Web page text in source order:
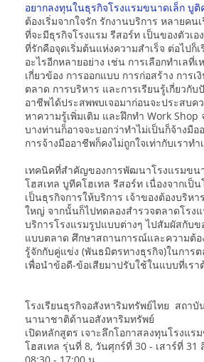
อยากลงทุนในธุรกิจโรงแรมขนาดเล็ก บูติ
ต้องเริ่มจากใจรัก รักงานบริการ หลายคน
ที่จะมีธุรกิจโรงแรม รีสอร์ท เป็นของตัวเอ
ที่รักคือจุดเริ่มต้นแห่งความสำเร็จ ต่อไปก็
อะไรอีกหลายอย่าง เช่น การเลือกทำเลที่
เกี่ยวข้อง การออกแบบ การก่อสร้าง การเ
ตลาด การบริหาร และการเรียนรู้เกี่ยวกั
อาชีพได้ประสพพบเจอมาก่อนจะประสบค
หาความรู้เพิ่มเติม และฝึกทำ Work Shop
บางท่านก็อาจจะบอกว่าทำไม่เป็นก็จ้างมื
การจ้างมืออาชีพก็คงไม่ถูกใจเท่ากับเราทำ
เทคนิคที่สำคัญของการพัฒนาโรงแรมขน
โฮสเทล บูทีคโฮเทล รีสอร์ท เนื่องจากเป็
เป็นธุรกิจการให้บริการ เจ้าของต้องบริห
ใหญ่ จากนั้นก็ไปทดลองสำรวจตลาดโรงแ
บริการโรงแรมรูปแบบต่างๆ ไปสัมผัสกับข
แบบตลาด ศึกษาสถานการณ์และความต้อ
รู้จักกับคู่แข่ง (พันธมิตรทางธุรกิจ)ในการ
เพื่อนำข้อดี-ข้อเสียมาปรับใช้ในแบบที่เรา
โรงเรียนธุรกิจอสังหาริมทรัพย์ไทย สถาบั
นานาชาติด้านอสังหาริมทรัพย์
เปิดหลักสูตร เจาะลึกโอกาสลงทุนโรงแร
โฮสเทล รุ่นที่ 8, วันศุกร์ที่ 30 - เสาร์ที่ 31